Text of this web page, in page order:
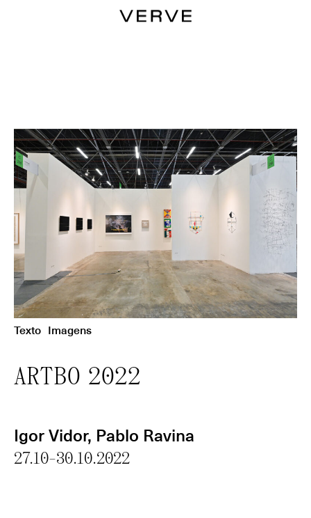
Texto Imagens
ARTBO 2022
Igor Vidor, Pablo Ravina
27.10-30.10.2022